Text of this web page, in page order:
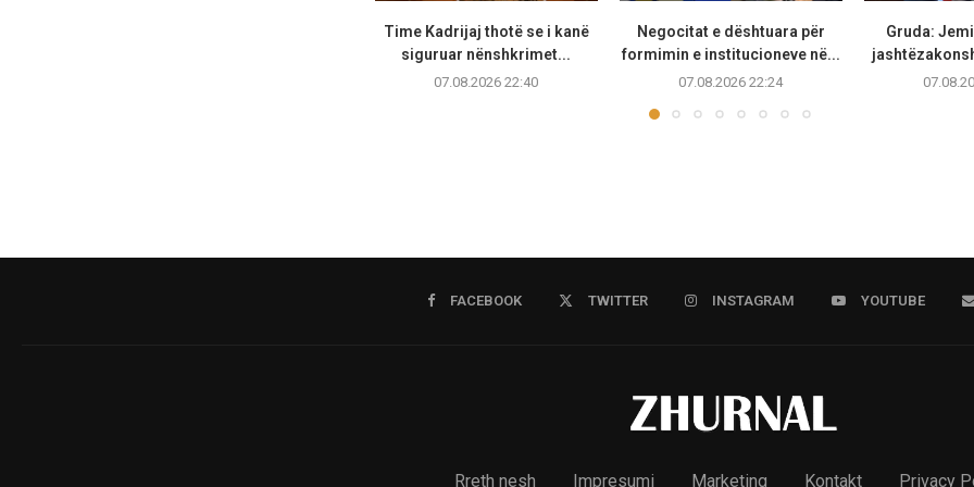
Time Kadrijaj thotë se i kanë
siguruar nënshkrimet...
07.08.2026 22:40
Negocitat e dështuara për
formimin e institucioneve në...
07.08.2026 22:24
Gruda:
FACEBOOK TWITTER INSTAGRAM YOUTUBE
Rreth nesh Impresumi Marketing Kontakt Privacy